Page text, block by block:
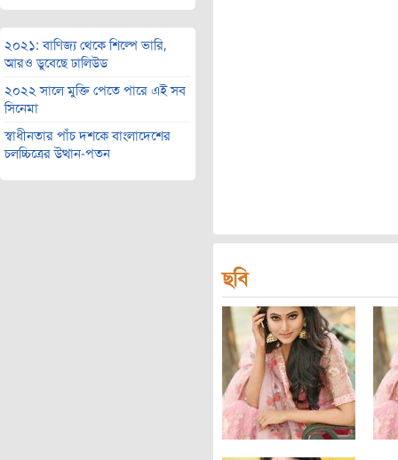
২০২১: বাণিজ্য থেকে শিল্পে ভারি,
আরও ডুবেছে ঢালিউড
২০২২ সালে মুক্তি পেতে পারে এই সব
সিনেমা
স্বাধীনতার পাঁচ দশকে বাংলাদেশের
চলচ্চিত্রের উত্থান-পতন
ছবি